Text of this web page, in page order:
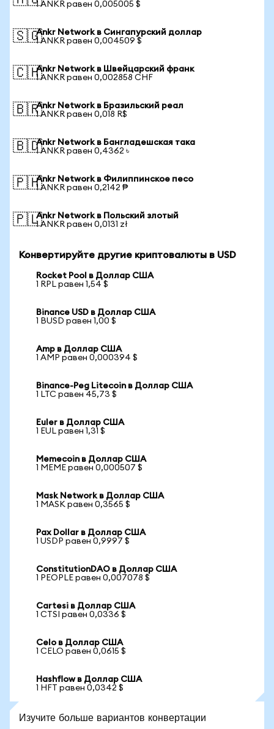
1 ANKR равен 0,005005 $
🇸🇬Ankr Network в Сингапурский доллар
1 ANKR равен 0,004509 $
🇨🇭Ankr Network в Швейцарский франк
1 ANKR равен 0,002858 CHF
🇧🇷Ankr Network в Бразильский реал
1 ANKR равен 0,018 R$
🇧🇩Ankr Network в Бангладешская така
1 ANKR равен 0,4362 ৳
🇵🇭Ankr Network в Филиппинское песо
1 ANKR равен 0,2142 ₱
🇵🇱Ankr Network в Польский злотый
1 ANKR равен 0,0131 zł
Конвертируйте другие криптовалюты в USD
Rocket Pool в Доллар США
1 RPL равен 1,54 $
Binance USD в Доллар США
1 BUSD равен 1,00 $
Amp в Доллар США
1 AMP равен 0,000394 $
Binance-Peg Litecoin в Доллар США
1 LTC равен 45,73 $
Euler в Доллар США
1 EUL равен 1,31 $
Memecoin в Доллар США
1 MEME равен 0,000507 $
Mask Network в Доллар США
1 MASK равен 0,3565 $
Pax Dollar в Доллар США
1 USDP равен 0,9997 $
ConstitutionDAO в Доллар США
1 PEOPLE равен 0,007078 $
Cartesi в Доллар США
1 CTSI равен 0,0336 $
Celo в Доллар США
1 CELO равен 0,0615 $
Hashflow в Доллар США
1 HFT равен 0,0342 $
Изучите больше вариантов конвертации